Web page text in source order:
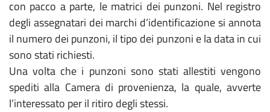
con pacco a parte, le matrici dei punzoni. Nel registro
degli assegnatari dei marchi d’identificazione si annota
il numero dei punzoni, il tipo dei punzoni e la data in cui
sono stati richiesti.
Una volta che i punzoni sono stati allestiti vengono
spediti alla Camera di provenienza, la quale, avverte
l’interessato per il ritiro degli stessi.